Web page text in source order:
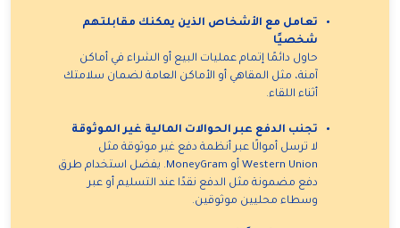
تعامل مع الأشخاص الذين يمكنك مقابلتهم
شخصيًا
حاول دائمًا إتمام عمليات البيع أو الشراء في أماكن
آمنة، مثل المقاهي أو الأماكن العامة لضمان سلامتك
أثناء اللقاء.
تجنب الدفع عبر الحوالات المالية غير الموثوقة
لا ترسل أموالًا عبر أنظمة دفع غير موثوقة مثل
Western Union أو MoneyGram. يفضل استخدام طرق
دفع مضمونة مثل الدفع نقدًا عند التسليم أو عبر
وسطاء محليين موثوقين.